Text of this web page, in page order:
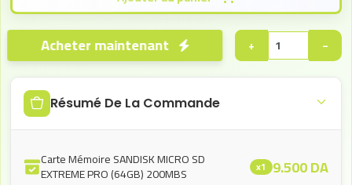
−
+
Résumé De La Commande
Carte Mémoire SANDISK MICRO SD
EXTREME PRO (64GB) 200MBS x1 9.500DA